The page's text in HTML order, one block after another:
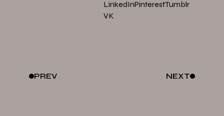
LinkedInPinterestTumblr
VK
PREV NEXT